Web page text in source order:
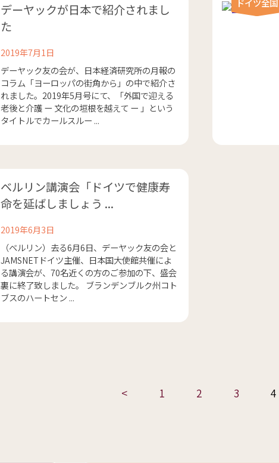
デーヤックが日本で紹介されまし
た
2019年7月1日
デーヤック友の会が、日本経済研究所の月報の
コラム「ヨーロッパの街角から」の中で紹介さ
れました。2019年5月号にて、「外国で迎える
老後と介護 ー 文化の垣根を越えて ー 」という
タイトルでカールスルー ...
ドイツ全国
ベルリン講演会「ドイツで健康寿
命を延ばしましょう ...
2019年6月3日
（ベルリン）去る6月6日、デーヤック友の会と
JAMSNETドイツ主催、日本国大使館共催によ
る講演会が、70名近くの方のご参加の下、盛会
裏に終了致しました。 ブランデンブルク州コト
ブスのハートセン ...
< 1 2 3 4